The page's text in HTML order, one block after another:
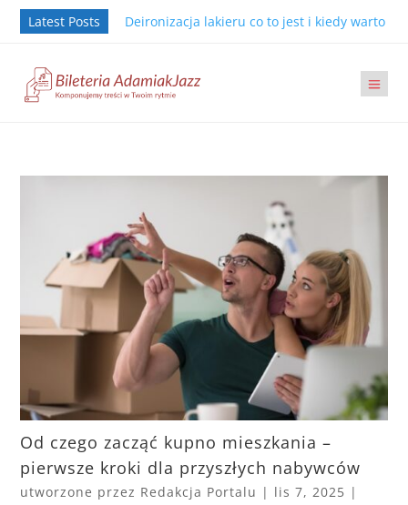
Latest Posts Deironizacja lakieru co to jest i kiedy warto ją
Od czego zacząć kupno mieszkania –
pierwsze kroki dla przyszłych nabywców
utworzone przez Redakcja Portalu | lis 7, 2025 |